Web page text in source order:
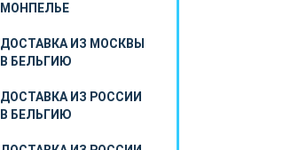
МОНПЕЛЬЕ
ДОСТАВКА ИЗ МОСКВЫ
В БЕЛЬГИЮ
ДОСТАВКА ИЗ РОССИИ
В БЕЛЬГИЮ